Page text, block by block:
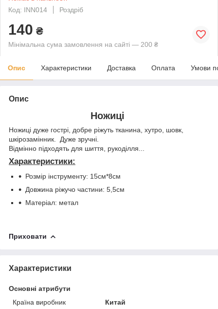
Код: INN014
Роздріб
140 ₴
Мінімальна сума замовлення на сайті — 200 ₴
Опис Характеристики Доставка Оплата Умови
Опис
Ножиці
Ножиці дуже гострі, добре ріжуть тканина, хутро, шовк,
шкірозамінник. Дуже зручні.
Відмінно підходять для шиття, рукоділля...
Характеристики:
Розмір інструменту: 15см*8см
Довжина ріжучо частини: 5,5см
Матеріал: метал
Приховати
Характеристики
Основні атрибути
Країна виробник
Китай